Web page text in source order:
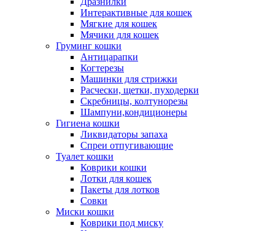
Интерактивные для кошек
Мягкие для кошек
Мячики для кошек
Груминг кошки
Антицарапки
Когтерезы
Машинки для стрижки
Расчески, щетки, пуходерки
Скребницы, колтунорезы
Шампуни,кондиционеры
Гигиена кошки
Ликвидаторы запаха
Спреи отпугивающие
Туалет кошки
Коврики кошки
Лотки для кошек
Пакеты для лотков
Совки
Миски кошки
Коврики под миску